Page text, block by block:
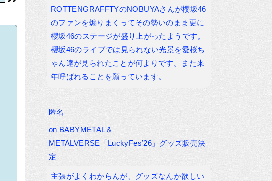
ROTTENGRAFFTYのNOBUYAさんが櫻坂46
のファンを煽りまくってその勢いのまま更に
櫻坂46のステージが盛り上がったようです。
櫻坂46のライブでは見られない光景を愛桜ち
ゃん達が見られたことが何よりです。また来
年呼ばれることを願っています。
匿名
on BABYMETAL＆
METALVERSE「LuckyFes’26」グッズ販売決
定
主張がよくわからんが、グッズなんか欲しい